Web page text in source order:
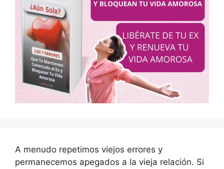
A menudo repetimos viejos errores y
permanecemos apegados a la vieja relación. Si